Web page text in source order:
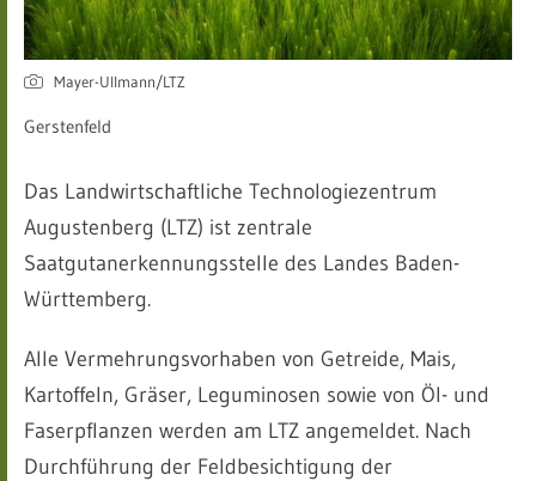
Mayer-Ullmann/LTZ
Gerstenfeld
Das Landwirtschaftliche Technologiezentrum
Augustenberg (LTZ) ist zentrale
Saatgutanerkennungsstelle des Landes Baden-
Württemberg.
Alle Vermehrungsvorhaben von Getreide, Mais,
Kartoffeln, Gräser, Leguminosen sowie von Öl- und
Faserpflanzen werden am LTZ angemeldet. Nach
Durchführung der Feldbesichtigung der